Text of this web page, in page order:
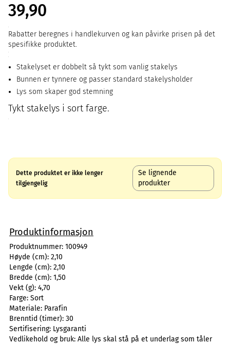
39,90
Rabatter beregnes i handlekurven og kan påvirke prisen på det
spesifikke produktet.
Stakelyset er dobbelt så tykt som vanlig stakelys
Bunnen er tynnere og passer standard stakelysholder
Lys som skaper god stemning
Tykt stakelys i sort farge.
Dette produktet er ikke lenger
tilgjengelig
Se lignende
produkter
Produktinformasjon
Produktnummer: 100949
Høyde (cm): 2,10
Lengde (cm): 2,10
Bredde (cm): 1,50
Vekt (g): 4,70
Farge: Sort
Materiale: Parafin
Brenntid (timer): 30
Sertifisering: Lysgaranti
Vedlikehold og bruk: Alle lys skal stå på et underlag som tåler